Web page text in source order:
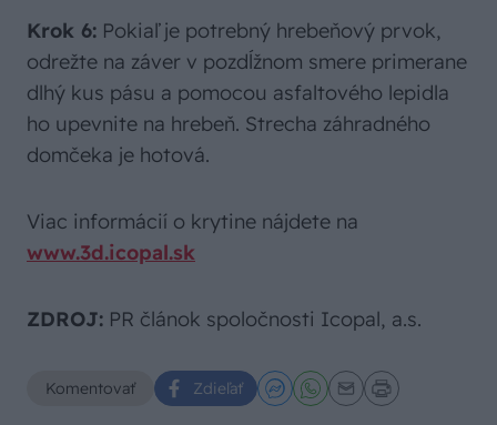
Krok 6: Pokiaľ je potrebný hrebeňový prvok,
odrežte na záver v pozdĺžnom smere primerane
dlhý kus pásu a pomocou asfaltového lepidla
ho upevnite na hrebeň. Strecha záhradného
domčeka je hotová.
Viac informácií o krytine nájdete na
www.3d.icopal.sk
ZDROJ: PR článok spoločnosti Icopal, a.s.
Komentovať Zdieľať